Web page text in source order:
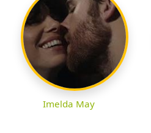
Imelda May